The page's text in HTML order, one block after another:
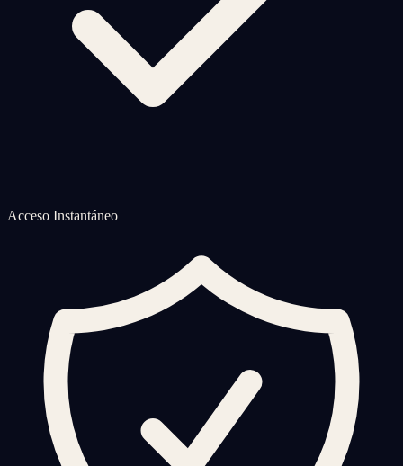
Acceso Instantáneo